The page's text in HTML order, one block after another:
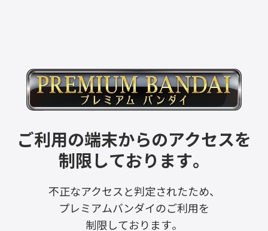
ご利用の端末からのアクセスを
制限しております。
不正なアクセスと判定されたため、
プレミアムバンダイのご利用を
制限しております。